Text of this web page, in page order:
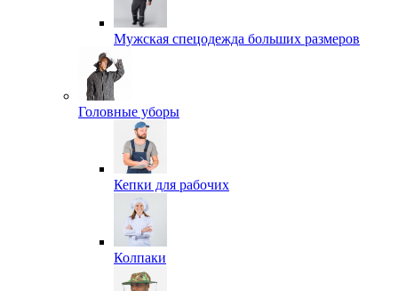
Мужская спецодежда больших размеров
Головные уборы
Кепки для рабочих
Колпаки